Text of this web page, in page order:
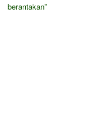
berantakan”